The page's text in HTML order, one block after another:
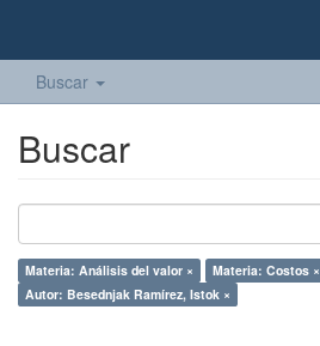
Buscar
Buscar
Materia: Análisis del valor ×
Materia: Costos ×
Autor: Besednjak Ramírez, Istok ×